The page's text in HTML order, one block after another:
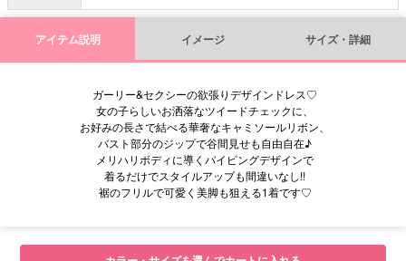
アイテム説明 イメージ サイズ・詳細
ガーリー&セクシーの欲張りデザインドレス♡
女の子らしいお洒落なツイードチェックに、
お好みの長さで結べる華奢なキャミソールリボン、
バスト部分のジップで谷間見せも自由自在♪
メリハリボディに導くパイピングデザインで
着るだけでスタイルアップも間違いなし!!
裾のフリルで可愛く美脚も狙える1着です♡